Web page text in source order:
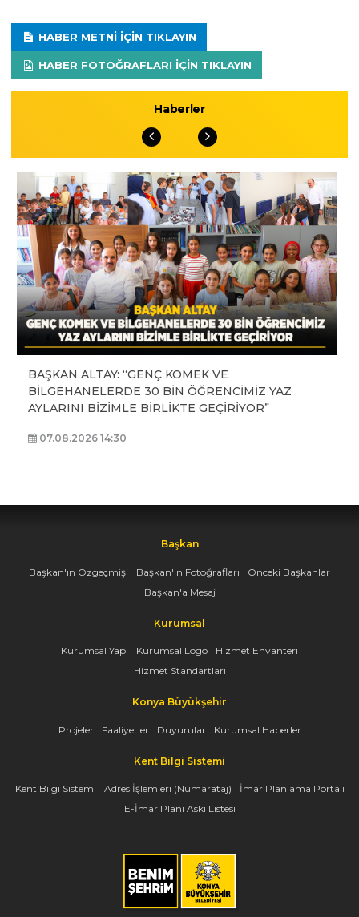
HABER METNI IÇIN TIKLAYIN
HABER FOTOĞRAFLARI IÇIN TIKLAYIN
Haberler
BAŞKAN ALTAY: “GENÇ KOMEK VE
BİLGEHANELERDE 30 BİN ÖĞRENCİMİZ YAZ
AYLARINI BİZİMLE BİRLİKTE GEÇİRİYOR”
07.08.2026 14:30
Başkan
Başkan'ın Özgeçmişi Başkan'ın Fotoğrafları
Önceki Başkanlar
Başkan'a Mesaj
Kurumsal
Kurumsal Yapı Kurumsal Logo
Hizmet Envanteri
Hizmet Standartları
Konya Büyükşehir
Projeler Faaliyetler Duyurular Kurumsal Haberler
Kent Bilgi Sistemi
Kent Bilgi Sistemi Adres İşlemleri (Numarataj)
İmar Planlama Portalı
E-İmar Planı Askı Listesi